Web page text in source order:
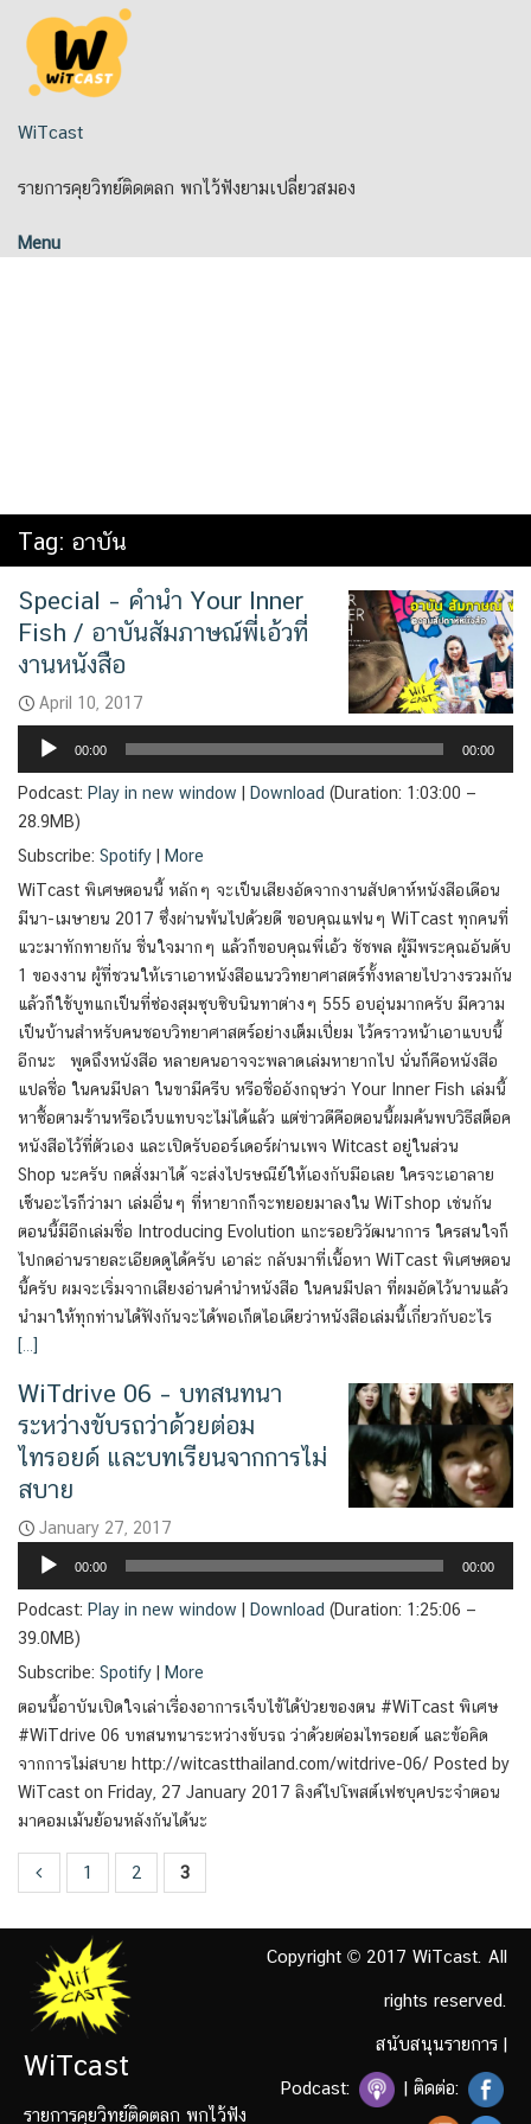
content
WiTcast
รายการคุยวิทย์ติดตลก พกไว้ฟังยามเปลี่ยวสมอง
Menu
Tag: อาบัน
Special – คำนำ Your Inner
Fish / อาบันสัมภาษณ์พี่เอ้วที่
งานหนังสือ
April 10, 2017
Audio
Player
00:00 00:00
Podcast: Play in new window Download (Duration: 1:03:00 —
28.9MB)
Subscribe: Spotify
More
WiTcast พิเศษตอนนี้ หลักๆ จะเป็นเสียงอัดจากงานสัปดาห์หนังสือเดือน
มีนา-เมษายน 2017 ซึ่งผ่านพ้นไปด้วยดี ขอบคุณแฟนๆ WiTcast ทุกคนที่
แวะมาทักทายกัน ชื่นใจมากๆ แล้วก็ขอบคุณพี่เอ้ว ชัชพล ผู้มีพระคุณอันดับ
1 ของงาน ผู้ที่ชวนให้เราเอาหนังสือแนววิทยาศาสตร์ทั้งหลายไปวางรวมกัน
แล้วก็ใช้บูทแกเป็นที่ซ่องสุมซุบซิบนินทาต่างๆ 555 อบอุ่นมากครับ มีความ
เป็นบ้านสำหรับคนชอบวิทยาศาสตร์อย่างเต็มเปี่ยม ไว้คราวหน้าเอาแบบนี้
อีกนะ พูดถึงหนังสือ หลายคนอาจจะพลาดเล่มหายากไป นั่นก็คือหนังสือ
แปลชื่อ ในคนมีปลา ในขามีครีบ หรือชื่ออังกฤษว่า Your Inner Fish เล่มนี้
หาซื้อตามร้านหรือเว็บแทบจะไม่ได้แล้ว แต่ข่าวดีคือตอนนี้ผมค้นพบวิธีสต็อค
หนังสือไว้ที่ตัวเอง และเปิดรับออร์เดอร์ผ่านเพจ Witcast อยู่ในส่วน
Shop นะครับ กดสั่งมาได้ จะส่งไปรษณีย์ให้เองกับมือเลย ใครจะเอาลาย
เซ็นอะไรก็ว่ามา เล่มอื่นๆ ที่หายากก็จะทยอยมาลงใน WiTshop เช่นกัน
ตอนนี้มีอีกเล่มชื่อ Introducing Evolution แกะรอยวิวัฒนาการ ใครสนใจก็
ไปกดอ่านรายละเอียดดูได้ครับ เอาล่ะ กลับมาที่เนื้อหา WiTcast พิเศษตอน
นี้ครับ ผมจะเริ่มจากเสียงอ่านคำนำหนังสือ ในคนมีปลา ที่ผมอัดไว้นานแล้ว
นำมาให้ทุกท่านได้ฟังกันจะได้พอเก็ตไอเดียว่าหนังสือเล่มนี้เกี่ยวกับอะไร
[…]
WiTdrive 06 – บทสนทนา
ระหว่างขับรถว่าด้วยต่อม
ไทรอยด์ และบทเรียนจากการไม่
สบาย
January 27, 2017
Audio
00:00 00:00
Podcast: Play in new window Download (Duration: 1:25:06 —
39.0MB)
Subscribe: Spotify
More
ตอนนี้อาบันเปิดใจเล่าเรื่องอาการเจ็บไข้ได้ป่วยของตน #WiTcast พิเศษ
#WiTdrive 06 บทสนทนาระหว่างขับรถ ว่าด้วยต่อมไทรอยด์ และข้อคิด
จากการไม่สบาย http://witcastthailand.com/witdrive-06/ Posted by
WiTcast on Friday, 27 January 2017 ลิงค์ไปโพสต์เฟซบุคประจำตอน
มาคอมเม้นย้อนหลังกันได้นะ
1 2 3
WiTcast
รายการคุยวิทย์ติดตลก พกไว้ฟัง
Copyright © 2017 WiTcast. All
rights reserved.
สนับสนุนรายการ |
Podcast: | ติดต่อ: